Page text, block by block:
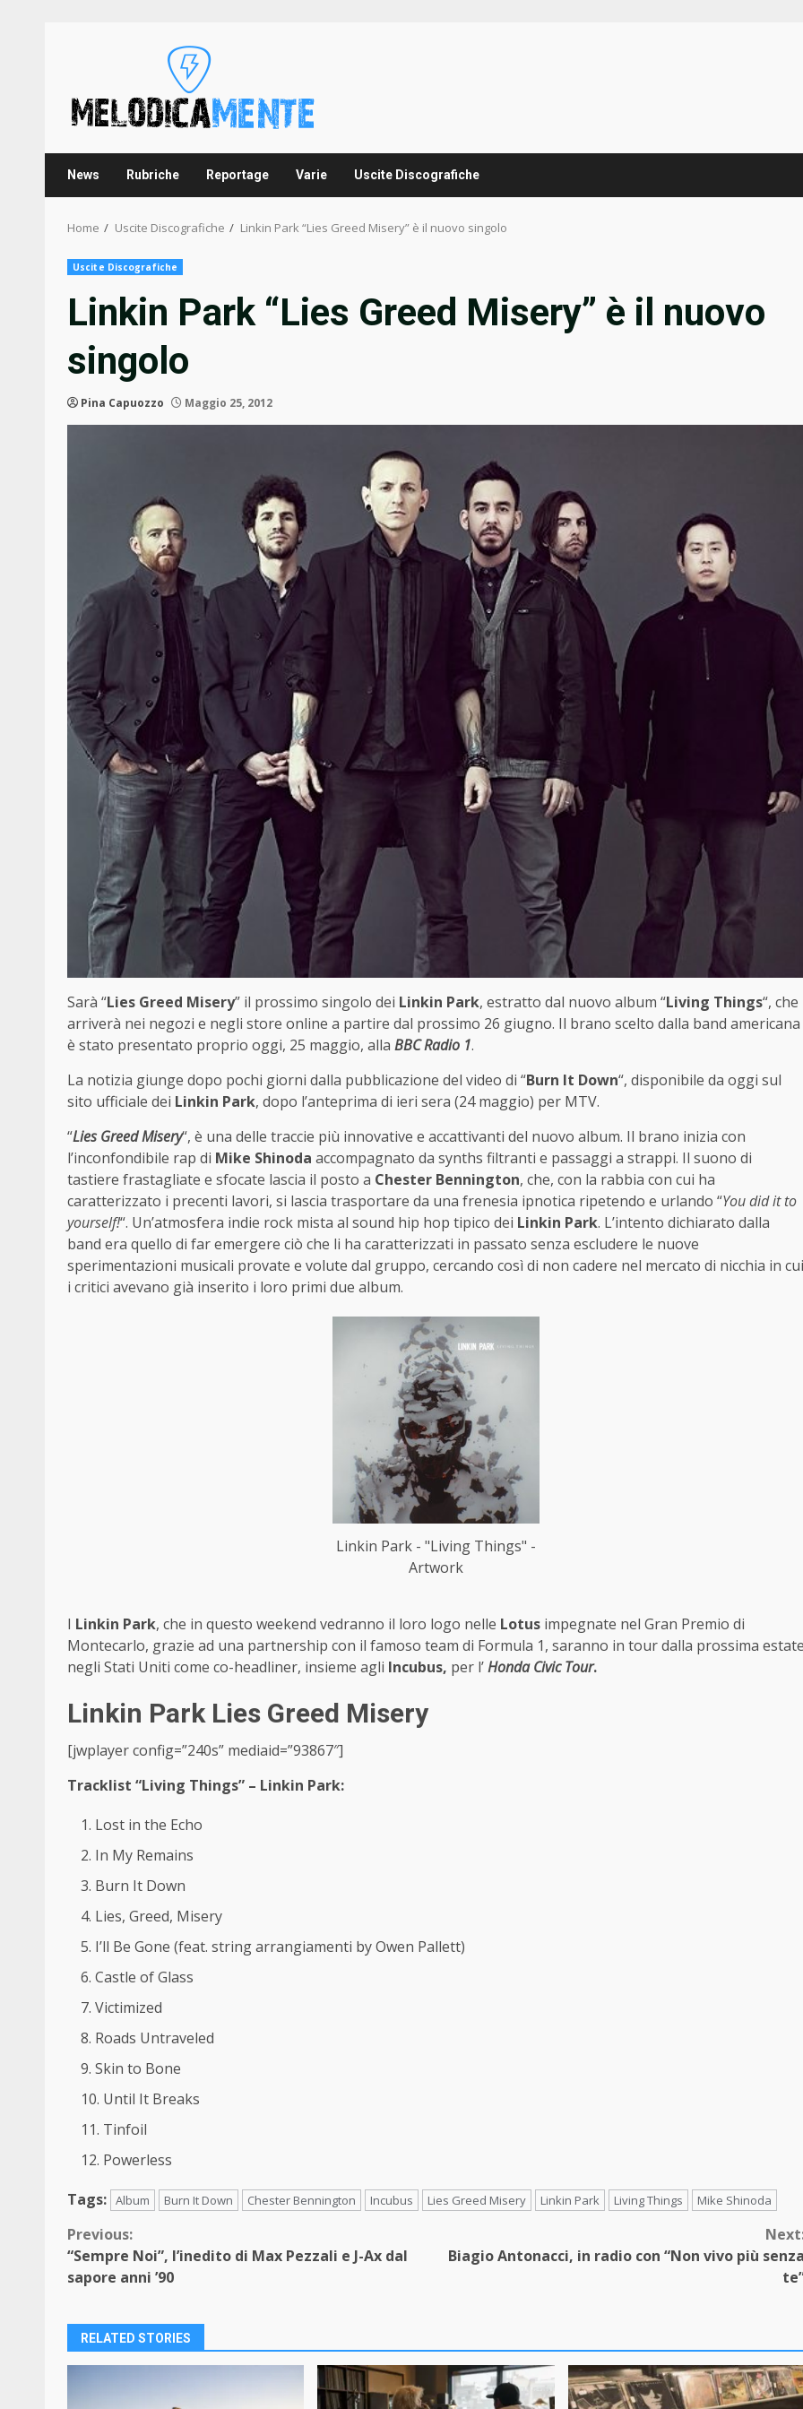
News Rubriche Reportage Varie Uscite Discografiche
Home Uscite Discografiche Linkin Park “Lies Greed Misery” è il nuovo singolo
Uscite Discografiche
Linkin Park “Lies Greed Misery” è il nuovo
singolo
Pina Capuozzo Maggio 25, 2012
Sarà “Lies Greed Misery” il prossimo singolo dei Linkin Park, estratto dal nuovo album “Living Things“, che
arriverà nei negozi e negli store online a partire dal prossimo 26 giugno. Il brano scelto dalla band americana
è stato presentato proprio oggi, 25 maggio, alla BBC Radio 1.
La notizia giunge dopo pochi giorni dalla pubblicazione del video di “Burn It Down“, disponibile da oggi sul
sito ufficiale dei Linkin Park, dopo l’anteprima di ieri sera (24 maggio) per MTV.
“Lies Greed Misery“, è una delle traccie più innovative e accattivanti del nuovo album. Il brano inizia con
l’inconfondibile rap di Mike Shinoda accompagnato da synths filtranti e passaggi a strappi. Il suono di
tastiere frastagliate e sfocate lascia il posto a Chester Bennington, che, con la rabbia con cui ha
caratterizzato i precenti lavori, si lascia trasportare da una frenesia ipnotica ripetendo e urlando “You did it to
yourself!“. Un’atmosfera indie rock mista al sound hip hop tipico dei Linkin Park. L’intento dichiarato dalla
band era quello di far emergere ciò che li ha caratterizzati in passato senza escludere le nuove
sperimentazioni musicali provate e volute dal gruppo, cercando così di non cadere nel mercato di nicchia in cui
i critici avevano già inserito i loro primi due album.
Linkin Park - "Living Things" -
Artwork
I Linkin Park, che in questo weekend vedranno il loro logo nelle Lotus impegnate nel Gran Premio di
Montecarlo, grazie ad una partnership con il famoso team di Formula 1, saranno in tour dalla prossima
negli Stati Uniti come co-headliner, insieme agli Incubus, per l’Honda Civic Tour.
Linkin Park Lies Greed Misery
[jwplayer config=”240s” mediaid=”93867″]
Tracklist “Living Things” – Linkin Park:
Lost in the Echo
In My Remains
Burn It Down
Lies, Greed, Misery
I’ll Be Gone (feat. string arrangiamenti by Owen Pallett)
Castle of Glass
Victimized
Roads Untraveled
Skin to Bone
Until It Breaks
Tinfoil
Powerless
Tags: Album Burn It Down Chester Bennington Incubus Lies Greed Misery Linkin Park Living Things Mike Shinoda
Continue
Reading
Previous:
“Sempre Noi”, l’inedito di Max Pezzali e J-Ax dal
sapore anni ’90
Biagio Antonacci, in radio con “Non vivo più
RELATED STORIES